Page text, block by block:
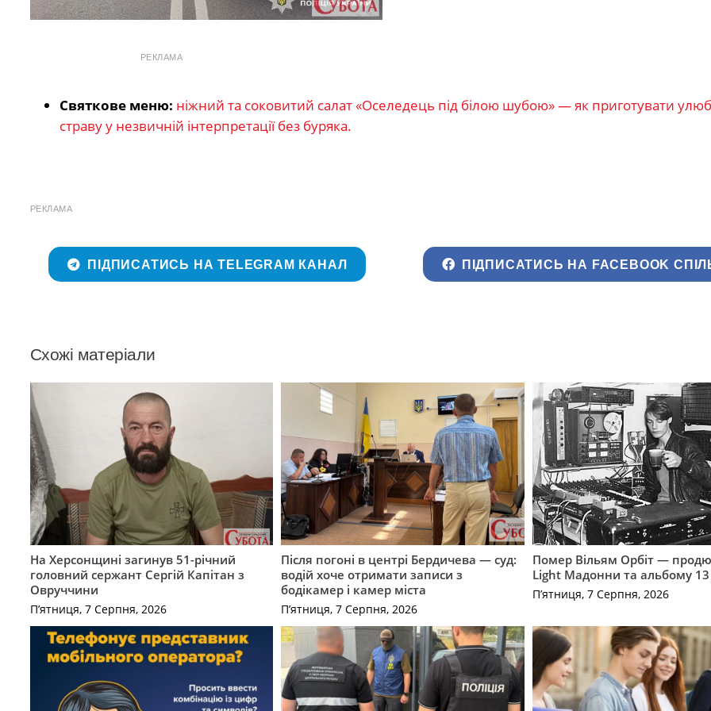
РЕКЛАМА
Святкове меню: ніжний та соковитий салат «Оселедець під білою шубою» — як приготувати
страву у незвичній інтерпретації без буряка.
РЕКЛАМА
ПІДПИСАТИСЬ НА TELEGRAM КАНАЛ ПІДПИСАТИСЬ НА FACEBOOK
Схожі матеріали
На Херсонщині загинув 51-річний
головний сержант Сергій Капітан з
Овруччини
П’ятниця, 7 Серпня, 2026
Після погоні в центрі Бердичева — суд:
водій хоче отримати записи з
бодікамер і камер міста
П’ятниця, 7 Серпня, 2026
Помер Вільям Орбіт —
Light Мадонни та альбому 13
П’ятниця, 7 Серпня, 2026